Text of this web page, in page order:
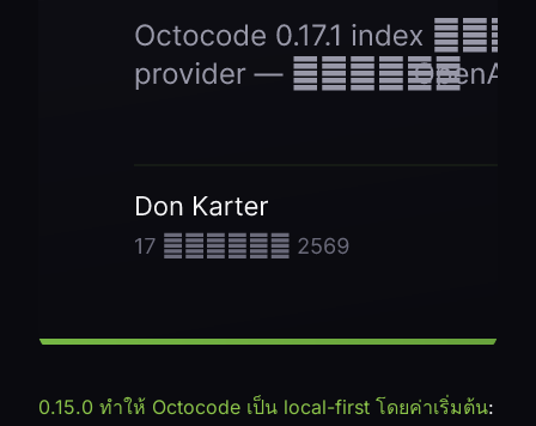
0.15.0 ทำให้ Octocode เป็น local-first โดยค่าเริ่มต้น: